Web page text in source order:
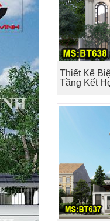
Thiết Kế
Tầng Kết